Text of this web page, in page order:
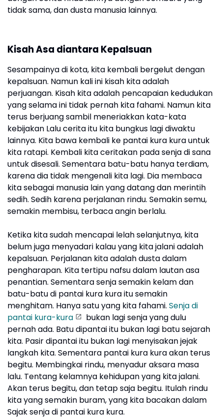
tidak sama, dan dusta manusia lainnya.
Kisah Asa diantara Kepalsuan
Sesampainya di kota, kita kembali bergelut dengan
kepalsuan. Namun kali ini kisah kita adalah
perjuangan. Kisah kita adalah pencapaian kedudukan
yang selama ini tidak pernah kita fahami. Namun kita
terus berjuang sambil meneriakkan kata-kata
kebijakan Lalu cerita itu kita bungkus lagi diwaktu
lainnya. Kita bawa kembali ke pantai kura kura untuk
kita ratapi. Kembali kita ceritakan pada senja di sana
untuk disesali. Sementara batu-batu hanya terdiam,
karena dia tidak mengenali kita lagi. Dia membaca
kita sebagai manusia lain yang datang dan merintih
sedih. Sedih karena perjalanan rindu. Semakin semu,
semakin membisu, terbaca angin berlalu.
Ketika kita sudah mencapai lelah selanjutnya, kita
belum juga menyadari kalau yang kita jalani adalah
kepalsuan. Perjalanan kita adalah dusta dalam
pengharapan. Kita tertipu nafsu dalam lautan asa
penantian. Sementara senja semakin kelam dan
batu-batu di pantai kura kura itu semakin
menghitam. Hanya satu yang kita fahami. Senja di
pantai kura-kura
bukan lagi senja yang dulu
pernah ada. Batu dipantai itu bukan lagi batu sejarah
kita. Pasir dipantai itu bukan lagi menyisakan jejak
langkah kita. Sementara pantai kura kura akan terus
begitu. Membingkai rindu, menyadur aksara masa
lalu. Tentang kelamnya kehidupan yang kita jalani.
Akan terus begitu, dan tetap saja begitu. Itulah rindu
kita yang semakin buram, yang kita bacakan dalam
Sajak senja di pantai kura kura.